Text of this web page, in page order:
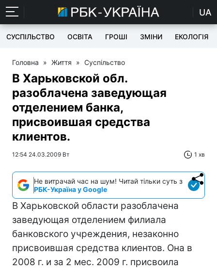
UA
СУСПІЛЬСТВО ОСВІТА ГРОШІ ЗМІНИ ЕКОЛОГІЯ
Головна » Життя » Суспільство
В Харьковской обл.
разоблачена заведующая
отделением банка,
присвоившая средства
клиентов.
12:54 24.03.2009 Вт 1 хв
Не витрачай час на шум! Читай тільки суть з
РБК-Україна у Google
В Харьковской области разоблачена
заведующая отделением филиала
банковского учреждения, незаконно
присвоившая средства клиентов. Она в
2008 г. и за 2 мес. 2009 г. присвоила